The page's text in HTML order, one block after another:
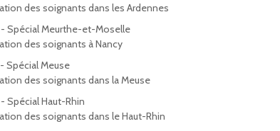
des soignants dans les Ardennes
- Spécial Meurthe-et-Moselle
des soignants à Nancy
Spécial Meuse
des soignants dans la Meuse
- Spécial Haut-Rhin
des soignants dans le Haut-Rhin